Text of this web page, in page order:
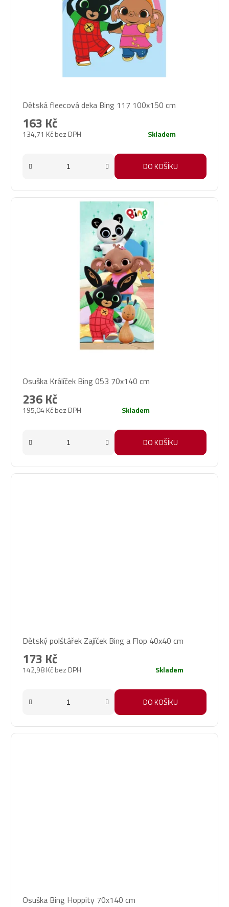
hodnocení
produktu
je
Dětská fleecová deka Bing 117 100x150 cm
134,71 Kč bez DPH
163 Kč
Skladem
DO KOŠÍKU
hodnocení
produktu
je
Osuška Králíček Bing 053 70x140 cm
195,04 Kč bez DPH
236 Kč
Skladem
DO KOŠÍKU
Dětský polštářek Zajíček Bing a Flop 40x40 cm
142,98 Kč bez DPH
173 Kč
Skladem
DO KOŠÍKU
Osuška Bing Hoppity 70x140 cm